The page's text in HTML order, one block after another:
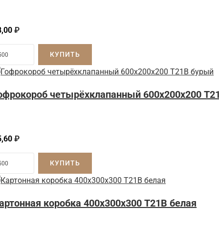
₽
КУПИТЬ
четырёхклапанный 600х200х200
₽
КУПИТЬ
коробка 400x300x300 Т21B белая